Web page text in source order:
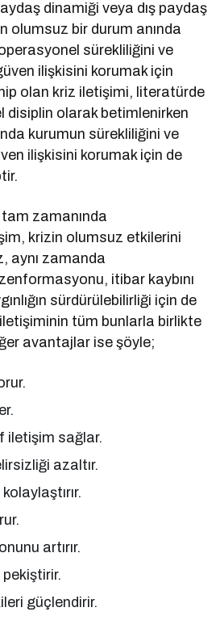
dinamiği veya dış paydaş
olumsuz bir durum anında
sürekliliğini ve
ilişkisini korumak için
olan kriz iletişimi, literatürde
disiplin olarak betimlenirken
kurumun sürekliliğini ve
ilişkisini korumak için de
zamanında
krizin olumsuz etkilerini
aynı zamanda
itibar kaybını
sürdürülebilirliği için de
tüm bunlarla birlikte
avantajlar ise şöyle;
iletişim sağlar.
azaltır.
artırır.
güçlendirir.